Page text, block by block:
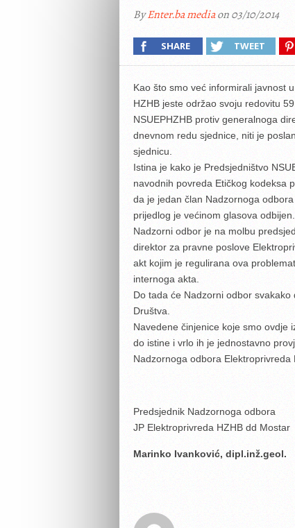
ByEnter.ba mediaon 03/10/2014
SHARE TWEET
Kao što smo već informirali javnost
HZHB jeste održao svoju redovitu
NSUEPHZHB protiv generalnoga
dnevnom redu sjednice, niti je
sjednicu.
Istina je kako je Predsjedništvo
navodnih povreda Etičkog kodeksa
da je jedan član Nadzornoga
prijedlog je većinom glasova odbijen.
Nadzorni odbor je na molbu
direktor za pravne poslove
akt kojim je regulirana ova
internoga akta.
Do tada će Nadzorni odbor
Društva.
Navedene činjenice koje smo ovdje
do istine i vrlo ih je jednostavno
Nadzornoga odbora Elektroprivreda
Predsjednik Nadzornoga odbora
JP Elektroprivreda HZHB dd Mostar
Marinko Ivanković, dipl.inž.geol.